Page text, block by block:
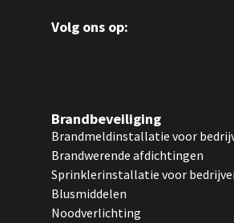
Volg ons op:
Brandbeveiliging
Brandmeldinstallatie voor
Brandwerende afdichtingen
Sprinklerinstallatie voor
Blusmiddelen
Noodverlichting